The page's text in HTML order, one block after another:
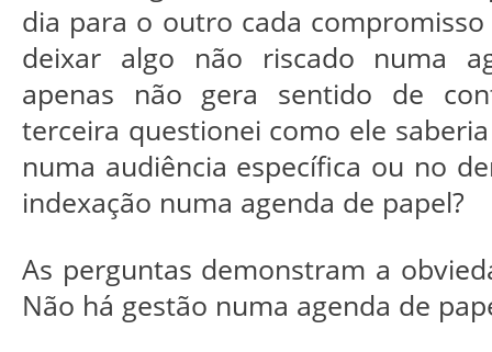
dia para o outro cada
deixar algo não riscado numa
apenas não gera sentido de
terceira questionei como ele
numa audiência específica ou no
indexação numa agenda de papel?
As perguntas demonstram a
Não há gestão numa agenda de